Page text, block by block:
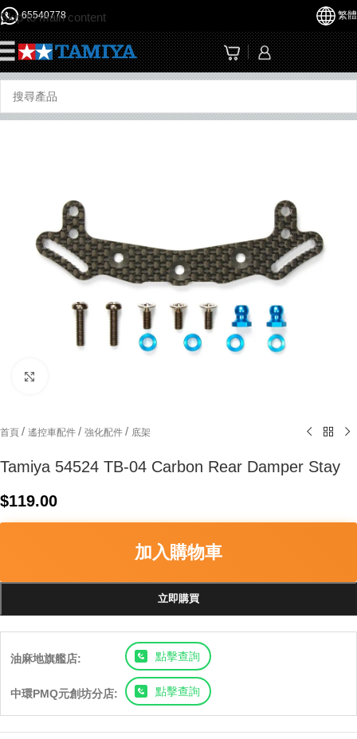
Skip to main content
65540778 繁體
首頁 / 遙控車配件 / 強化配件 / 底架
Tamiya 54524 TB-04 Carbon Rear Damper Stay
$119.00
加入購物車
立即購買
油麻地旗艦店: 點擊查詢
中環PMQ元創坊分店: 點擊查詢